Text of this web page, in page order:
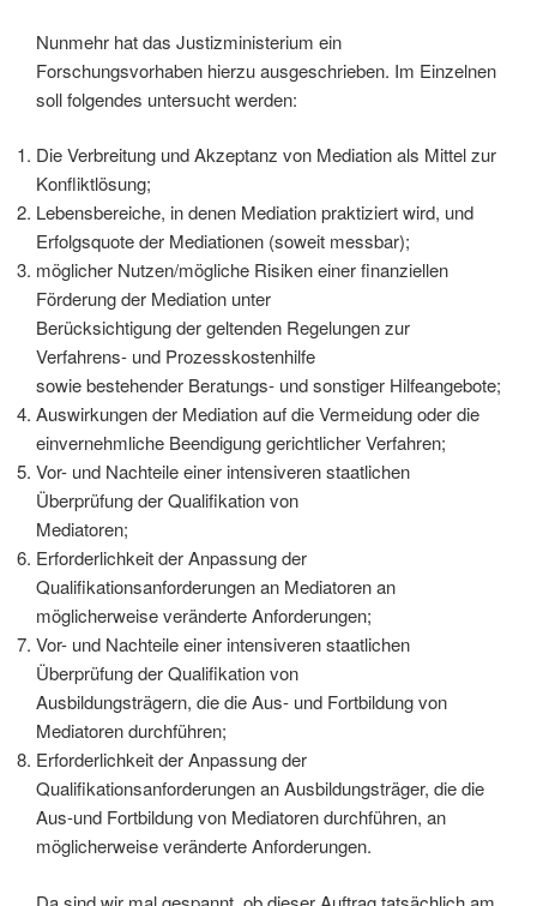
Nunmehr hat das Justizministerium ein
Forschungsvorhaben hierzu ausgeschrieben. Im Einzelnen
soll folgendes untersucht werden:
Die Verbreitung und Akzeptanz von Mediation als Mittel zur
Konfliktlösung;
Lebensbereiche, in denen Mediation praktiziert wird, und
Erfolgsquote der Mediationen (soweit messbar);
möglicher Nutzen/mögliche Risiken einer finanziellen
Förderung der Mediation unter
Berücksichtigung der geltenden Regelungen zur
Verfahrens- und Prozesskostenhilfe
sowie bestehender Beratungs- und sonstiger Hilfeangebote;
Auswirkungen der Mediation auf die Vermeidung oder die
einvernehmliche Beendigung gerichtlicher Verfahren;
Vor- und Nachteile einer intensiveren staatlichen
Überprüfung der Qualifikation von
Mediatoren;
Erforderlichkeit der Anpassung der
Qualifikationsanforderungen an Mediatoren an
möglicherweise veränderte Anforderungen;
Vor- und Nachteile einer intensiveren staatlichen
Überprüfung der Qualifikation von
Ausbildungsträgern, die die Aus- und Fortbildung von
Mediatoren durchführen;
Erforderlichkeit der Anpassung der
Qualifikationsanforderungen an Ausbildungsträger, die die
Aus-und Fortbildung von Mediatoren durchführen, an
möglicherweise veränderte Anforderungen.